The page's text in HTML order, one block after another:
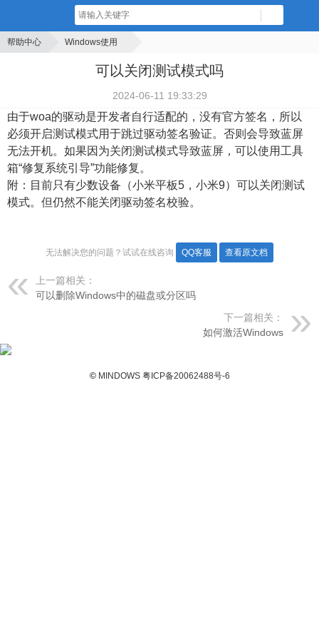
帮助中心 Windows使用
可以关闭测试模式吗
2024-06-11 19:33:29
由于woa的驱动是开发者自行适配的，没有官方签名，所以
必须开启测试模式用于跳过驱动签名验证。否则会导致蓝屏
无法开机。如果因为关闭测试模式导致蓝屏，可以使用工具
箱“修复系统引导”功能修复。
附：目前只有少数设备（小米平板5，小米9）可以关闭测试
模式。但仍然不能关闭驱动签名校验。
无法解决您的问题？试试在线咨询 QQ客服 查看原文档
上一篇相关：
可以删除Windows中的磁盘或分区吗
下一篇相关：
如何激活Windows
© MINDOWS 粤ICP备20062488号-6